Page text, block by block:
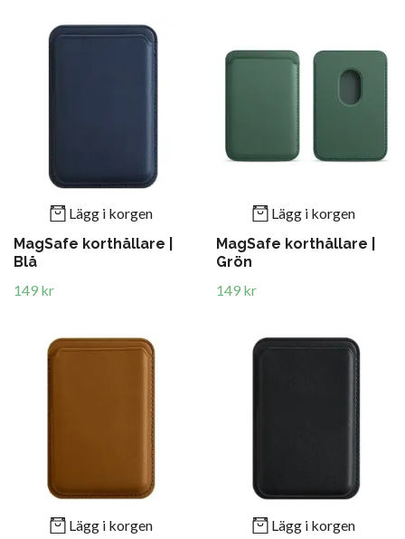
Lägg i korgen
MagSafe korthållare |
Blå
149 kr
Lägg i korgen
MagSafe korthållare |
Grön
149 kr
Lägg i korgen
Lägg i korgen